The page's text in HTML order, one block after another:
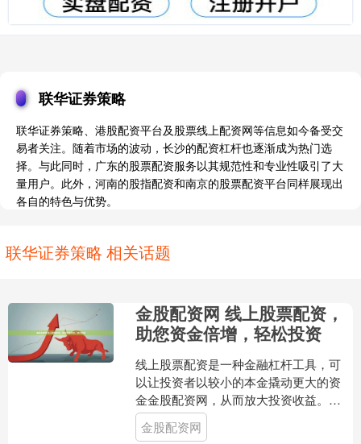
联华证券策略
联华证券策略、港股配资平台及股票线上配资网等信息如今备受交
易者关注。随着市场的波动，长沙的配资杠杆也逐渐成为热门选
择。与此同时，广东的股票配资服务以其规范性和专业性吸引了大
量用户。此外，河南的股指配资和南京的股票配资平台同样展现出
各自的特色与优势。
联华证券策略 相关话题
金股配资网 线上股票配资，
助您资金倍增，轻松投资
线上股票配资是一种金融杠杆工具，可
以让投资者以较小的本金撬动更大的资
金金股配资网，从而放大投资收益。它
为投资者提供了资金倍增的机会，让他
们能够以更少的资金参与股....
金股配资网